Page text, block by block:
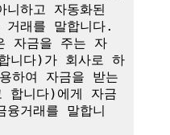
하고 자동화된
거래를 말합니다.
자금을 주는 자
니다)가 회사로 하
하여 자금을 받는
니다)에게 자금
거래를 말합니